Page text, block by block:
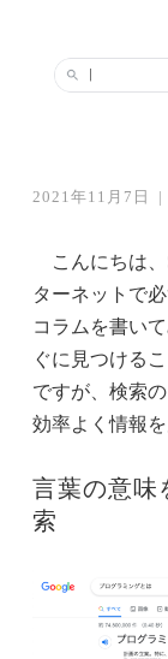
2021年11月7日 |
こんにちは、
ターネットで
コラムを書い
ぐに見つける
ですが、検索
効率よく情報
言葉の意味
索